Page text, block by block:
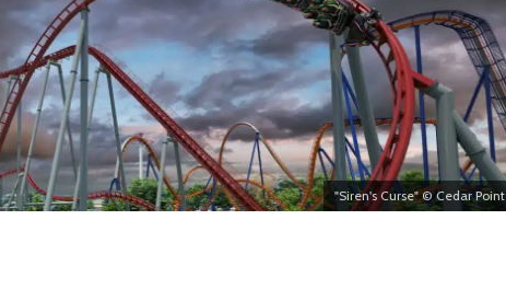
"Siren's Curse" © Cedar Point